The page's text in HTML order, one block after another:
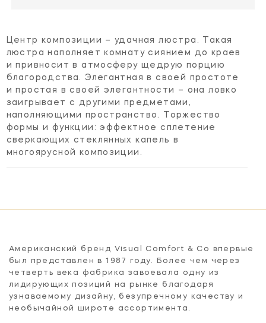
Центр композиции – удачная люстра. Такая
люстра наполняет комнату сиянием до краев
и привносит в атмосферу щедрую порцию
благородства. Элегантная в своей простоте
и простая в своей элегантности – она ловко
заигрывает с другими предметами,
наполняющими пространство. Торжество
формы и функции: эффектное сплетение
сверкающих стеклянных капель в
многоярусной композиции.
Американский бренд Visual Comfort & Co впервые
был представлен в 1987 году. Более чем через
четверть века фабрика завоевала одну из
лидирующих позиций на рынке благодаря
узнаваемому дизайну, безупречному качеству и
необычайной широте ассортимента.